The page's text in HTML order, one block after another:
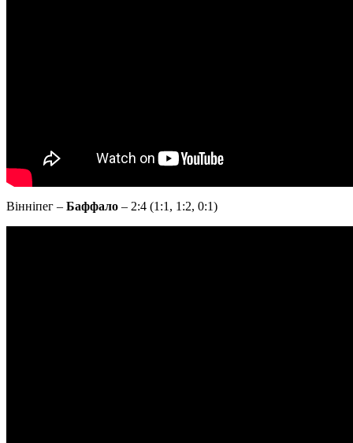
Вінніпег – Баффало – 2:4 (1:1, 1:2, 0:1)